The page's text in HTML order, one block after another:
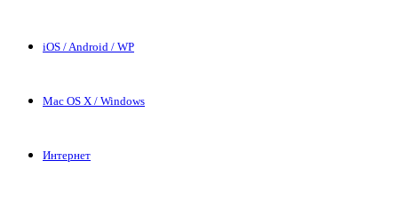
iOS / Android / WP
Mac OS X / Windows
Интернет